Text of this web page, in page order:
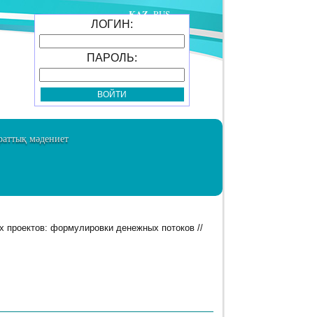
ЛОГИН:
ПАРОЛЬ:
KAZ RUS
мәдениет
формулировки денежных потоков //